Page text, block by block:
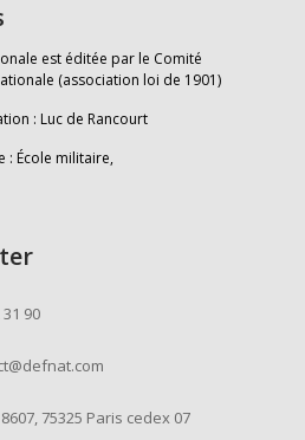
est éditée par le Comité
(association loi de 1901)
: Luc de Rancourt
: École militaire,
90
75325 Paris cedex 07